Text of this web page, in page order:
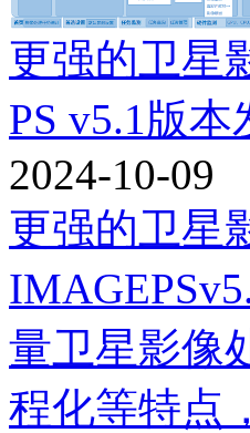
更强的卫星
PS v5.1版本
2024-10-09
更强的卫星
量卫星影像
程化等特点